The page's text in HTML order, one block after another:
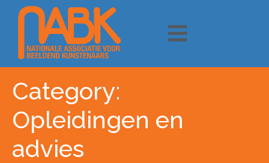
Category:
Opleidingen en
advies